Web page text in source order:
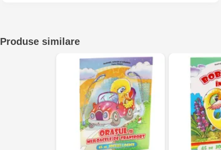
Produse similare